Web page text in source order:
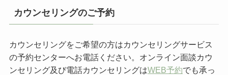
カウンセリングのご予約
カウンセリングをご希望の方はカウンセリングサービス
の予約センターへお電話ください。オンライン面談カウ
ンセリング及び電話カウンセリングはWEB予約でも承っ